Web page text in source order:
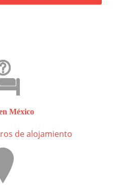
México
de alojamiento